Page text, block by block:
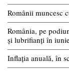
Românii muncesc
România, pe
și lubrifianți în
Inflația anuală, în